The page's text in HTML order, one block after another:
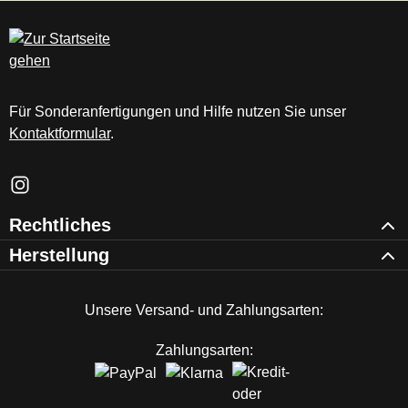
Für Sonderanfertigungen und Hilfe nutzen Sie unser
Kontaktformular.
Schau auf Instagram vorbei – öffnet in neuem Tab (externer
Rechtliches
Herstellung
Unsere Versand- und Zahlungsarten:
Zahlungsarten: